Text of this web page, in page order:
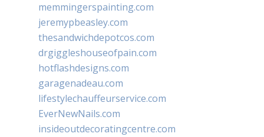
memmingerspainting.com
jeremypbeasley.com
thesandwichdepotcos.com
drgiggleshouseofpain.com
hotflashdesigns.com
garagenadeau.com
lifestylechauffeurservice.com
EverNewNails.com
insideoutdecoratingcentre.com